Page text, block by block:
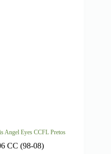
Angel Eyes CCFL Pretos
CC (98-08)